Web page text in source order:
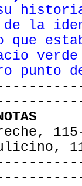
de la
que
punto